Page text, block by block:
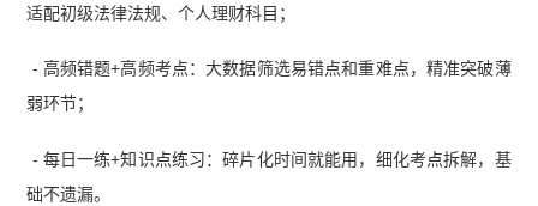
适配初级法律法规、个人理财科目；
- 高频错题+高频考点：大数据筛选易错点和重难点，精准突破薄
弱环节；
- 每日一练+知识点练习：碎片化时间就能用，细化考点拆解，基
础不遗漏。